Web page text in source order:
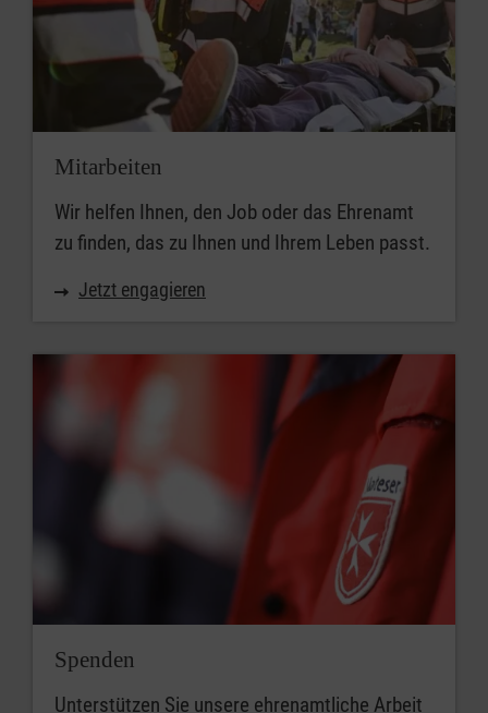
Mitarbeiten
Wir helfen Ihnen, den Job oder das Ehrenamt
zu finden, das zu Ihnen und Ihrem Leben passt.
Jetzt engagieren
Spenden
Unterstützen Sie unsere ehrenamtliche Arbeit